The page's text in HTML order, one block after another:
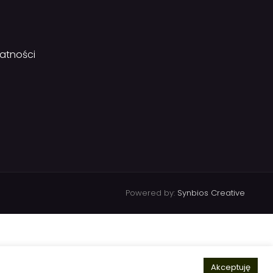
Powered by: Synbios Creative
Akceptuję